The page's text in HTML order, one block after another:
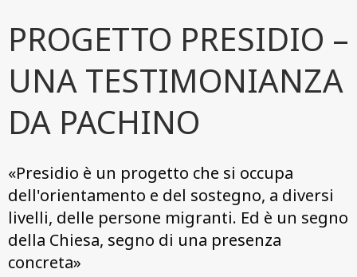
PROGETTO PRESIDIO –
UNA TESTIMONIANZA
DA PACHINO
«Presidio è un progetto che si occupa
dell'orientamento e del sostegno, a diversi
livelli, delle persone migranti. Ed è un segno
della Chiesa, segno di una presenza
concreta»